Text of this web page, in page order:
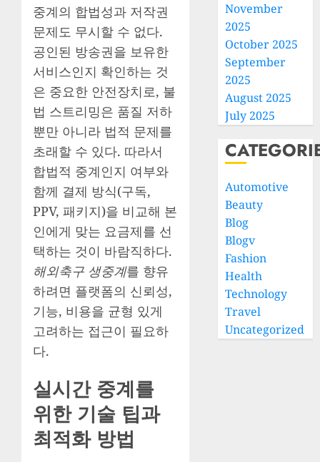
중계의 합법성과 저작권
문제도 무시할 수 없다.
공인된 방송권을 보유한
서비스인지 확인하는 것
은 중요한 안전장치로, 불
법 스트리밍은 품질 저하
뿐만 아니라 법적 문제를
초래할 수 있다. 따라서
합법적 중계인지 여부와
함께 결제 방식(구독,
PPV, 패키지)을 비교해 본
인에게 맞는 요금제를 선
택하는 것이 바람직하다.
해외축구 생중계를 향유
하려면 플랫폼의 신뢰성,
기능, 비용을 균형 있게
고려하는 접근이 필요하
다.
실시간 중계를
위한 기술 팁과
최적화 방법
November
2025
October 2025
September
2025
August 2025
July 2025
Automotive
Beauty
Blog
Blogv
Fashion
Health
Technology
Travel
Uncategorized